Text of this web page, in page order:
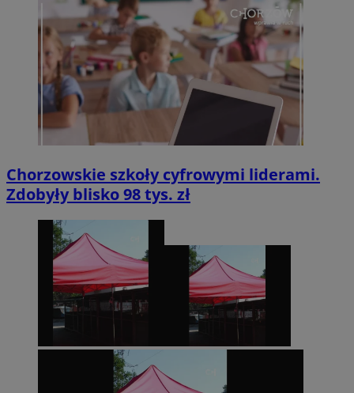
Chorzowskie szkoły cyfrowymi liderami.
Zdobyły blisko 98 tys. zł